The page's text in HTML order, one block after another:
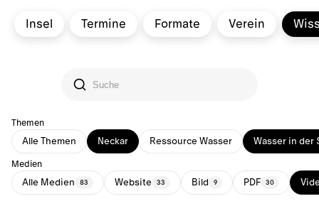
Insel Termine Formate Verein
Themen
Alle Themen Neckar Ressource Wasser Wasser in der
Medien
Alle Medien 83 Website 33 Bild 9 PDF 30